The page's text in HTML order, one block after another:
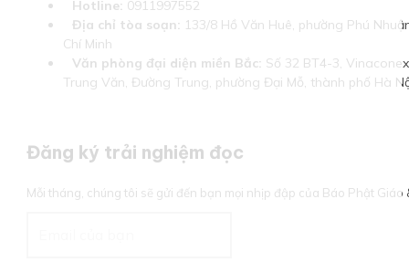
Hotline: 0911997552
Địa chỉ tòa soạn: 133/8 Hồ Văn Huê, phường Phú
Chí Minh
Văn phòng đại diện miền Bắc: Số 32 BT4-3,
Trung Văn, Đường Trung, phường Đại Mỗ, thành phố Hà
Đăng ký trải nghiệm đọc
Mỗi tháng, chúng tôi sẽ gửi đến bạn mọi nhịp đập của Báo Phật Giáo